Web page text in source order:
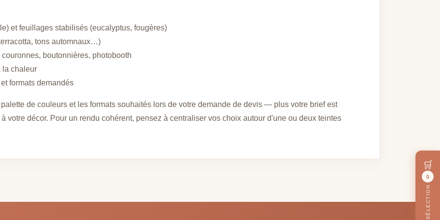
et feuillages stabilisés (eucalyptus, fougères)
tons automnaux…)
boutonnières, photobooth
la chaleur
formats demandés
de couleurs et les formats souhaités lors de votre demande de devis — plus votre brief est
votre décor. Pour un rendu cohérent, pensez à centraliser vos choix autour d'une ou deux teintes
🛒
0
MA SÉLECTION